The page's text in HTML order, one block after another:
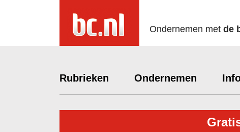
Ondernemen met de
Rubrieken Ondernemen